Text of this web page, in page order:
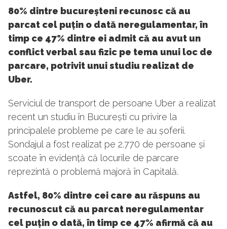
80% dintre bucureșteni recunosc că au
parcat cel puțin o dată neregulamentar, în
timp ce 47% dintre ei admit că au avut un
conflict verbal sau fizic pe tema unui loc de
parcare, potrivit unui studiu realizat de
Uber.
Serviciul de transport de persoane Uber a realizat
recent un studiu în București cu privire la
principalele probleme pe care le au șoferii.
Sondajul a fost realizat pe 2.770 de persoane și
scoate în evidență că locurile de parcare
reprezintă o problemă majoră în Capitală.
Astfel, 80% dintre cei care au răspuns au
recunoscut că au parcat neregulamentar
cel puțin o dată, în timp ce 47% afirmă că au